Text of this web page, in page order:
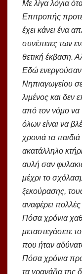
Με λίγα λόγια
Επιτροπής
έχει κάνει ένα
συνέπειες των
θετική έκβαση.
Εδώ ενεργούσαν
Νηπιαγωγείου
λιμένος και δεν
από τον νόμο να
όλων είναι να
χρονιά τα παιδιά
ακατάλληλο
αυλή σαν
μέχρι το
ξεκούρασης,
αναφέρει
Πόσα χρόνια
μεταστεγάσετε
που ήταν
Πόσα χρόνια
τα γρανάζια της